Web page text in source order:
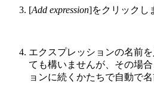
[Add expression]をクリックし
エクスプレッションの名前
ても構いませんが、その場
ョンに続くかたちで自動で